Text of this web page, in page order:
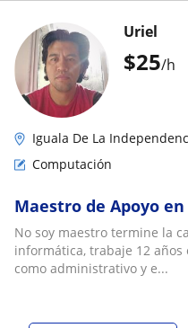
$25/h
Uriel
Iguala De La
Computación
Maestro de Apoyo
No soy maestro termine la
informática, trabaje 12 años
como administrativo y e...